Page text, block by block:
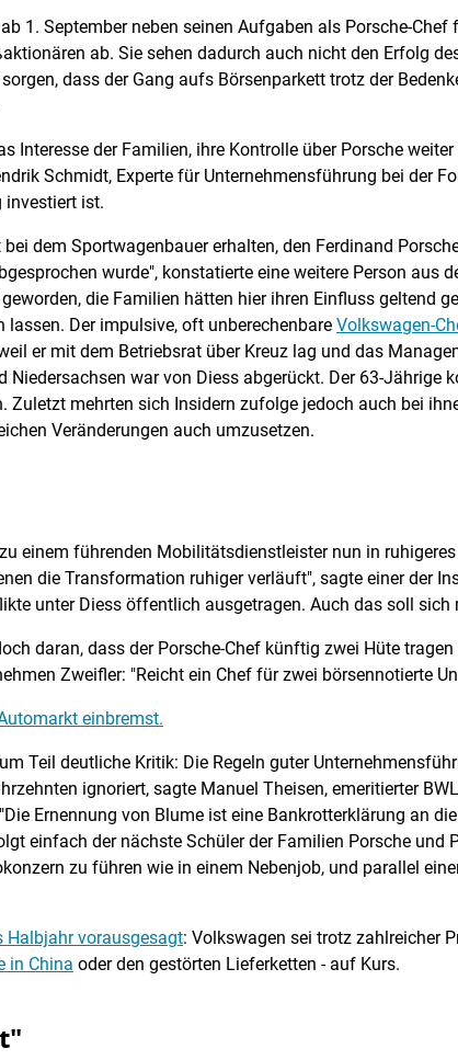
1. September neben seinen Aufgaben als Porsche-Chef
ab. Sie sehen dadurch auch nicht den Erfolg
dass der Gang aufs Börsenparkett trotz der
Interesse der Familien, ihre Kontrolle über Porsche
Schmidt, Experte für Unternehmensführung bei der
investiert ist.
dem Sportwagenbauer erhalten, den Ferdinand
wurde", konstatierte eine weitere Person aus
die Familien hätten hier ihren Einfluss geltend
Der impulsive, oft unberechenbare Volkswagen-
er mit dem Betriebsrat über Kreuz lag und das
war von Diess abgerückt. Der 63-Jährige
mehrten sich Insidern zufolge jedoch auch bei
Veränderungen auch umzusetzen.
einem führenden Mobilitätsdienstleister nun in
die Transformation ruhiger verläuft", sagte einer der
unter Diess öffentlich ausgetragen. Auch das soll sich
daran, dass der Porsche-Chef künftig zwei Hüte
Zweifler: "Reicht ein Chef für zwei börsennotierte
einbremst.
Teil deutliche Kritik: Die Regeln guter
ignoriert, sagte Manuel Theisen, emeritierter
Ernennung von Blume ist eine Bankrotterklärung an
einfach der nächste Schüler der Familien Porsche und
zu führen wie in einem Nebenjob, und parallel
Halbjahr vorausgesagt: Volkswagen sei trotz zahlreicher
in China oder den gestörten Lieferketten - auf Kurs.